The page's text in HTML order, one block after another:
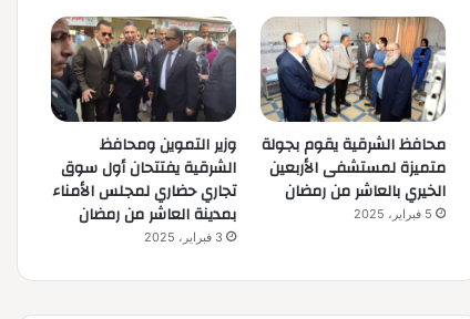
محافظ الشرقية يقوم بجولة
متميزة لمستشفى الأربعين
الخيري بالعاشر من رمضان
5 فبراير، 2025
وزير التموين ومحافظ
الشرقية يفتتحان أول سوق
تجاري حضاري لمجلس الأمناء
بمدينة العاشر من رمضان
3 فبراير، 2025